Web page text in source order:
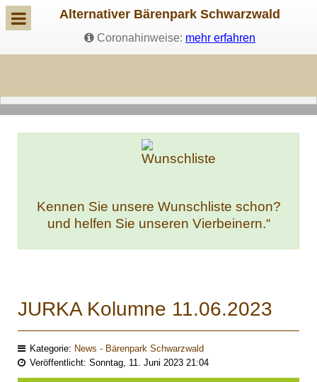
Alternativer Bärenpark Schwarzwald
Coronahinweise: mehr erfahren
Kennen Sie unsere Wunschliste schon?
und helfen Sie unseren Vierbeinern.“
JURKA Kolumne 11.06.2023
Kategorie: News - Bärenpark Schwarzwald
Veröffentlicht: Sonntag, 11. Juni 2023 21:04